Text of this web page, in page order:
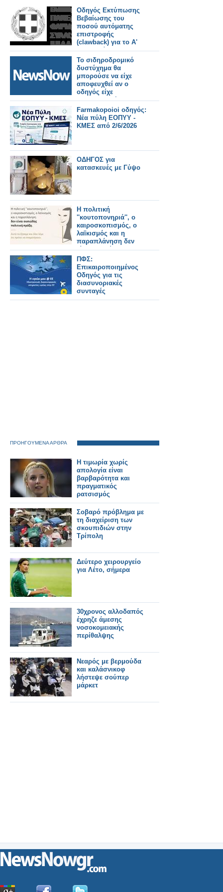
Οδηγός Εκτύπωσης
Βεβαίωσης του
ποσού αυτόματης
επιστροφής
(clawback) για το Α'
και Β' εξάμηνο 2025
Το σιδηροδρομικό
δυστύχημα θα
μπορούσε να είχε
αποφευχθεί αν ο
οδηγός είχε
χρησιμοποιήσει το
σύστημα έκτακτης
ανάγκης σύμφωνα με
έρευνα.
Farmakopoioi οδηγός:
Νέα πύλη ΕΟΠΥΥ -
ΚΜΕΣ από 2/6/2026
ΟΔΗΓΟΣ για
κατασκευές με Γύψο
Η πολιτική
''κουτοπονηριά'', ο
καιροσκοπισμός, ο
λαϊκισμός και η
παραπλάνηση δεν
είναι ουσιώδης
πολιτική πράξη. Αυτά
τα ζήσαμε και όλοι
λέμε ότι πρέπει να
σταματήσουν.
ΠΦΣ:
Επικαιροποιημένος
Οδηγός για τις
διασυνοριακές
συνταγές
ΠΡΟΗΓΟΥΜΕΝΑ ΑΡΘΡΑ
Η τιμωρία χωρίς
απολογία είναι
βαρβαρότητα και
πραγματικός
ρατσισμός
Σοβαρό πρόβλημα με
τη διαχείριση των
σκουπιδιών στην
Τρίπολη
Δεύτερο χειρουργείο
για Λέτο, σήμερα
30χρονος αλλοδαπός
έχρηζε άμεσης
νοσοκομειακής
περίθαλψης
Νεαρός με βερμούδα
και καλάσνικοφ
λήστεψε σούπερ
μάρκετ